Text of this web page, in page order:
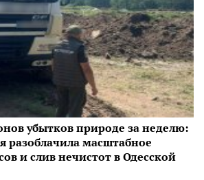
убытков природе за неделю:
разоблачила масштабное
и слив нечистот в Одесской